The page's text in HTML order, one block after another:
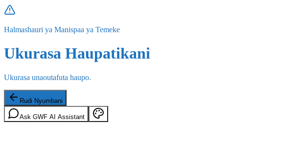
Halmashauri ya Manispaa ya Temeke
Ukurasa Haupatikani
Ukurasa unaoutafuta haupo.
Rudi Nyumbani
Ask GWF AI Assistant